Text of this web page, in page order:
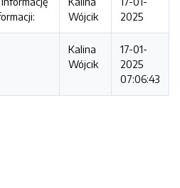
Wójcik
2025
Kalina
Wójcik
17-01-
2025
07:06:43